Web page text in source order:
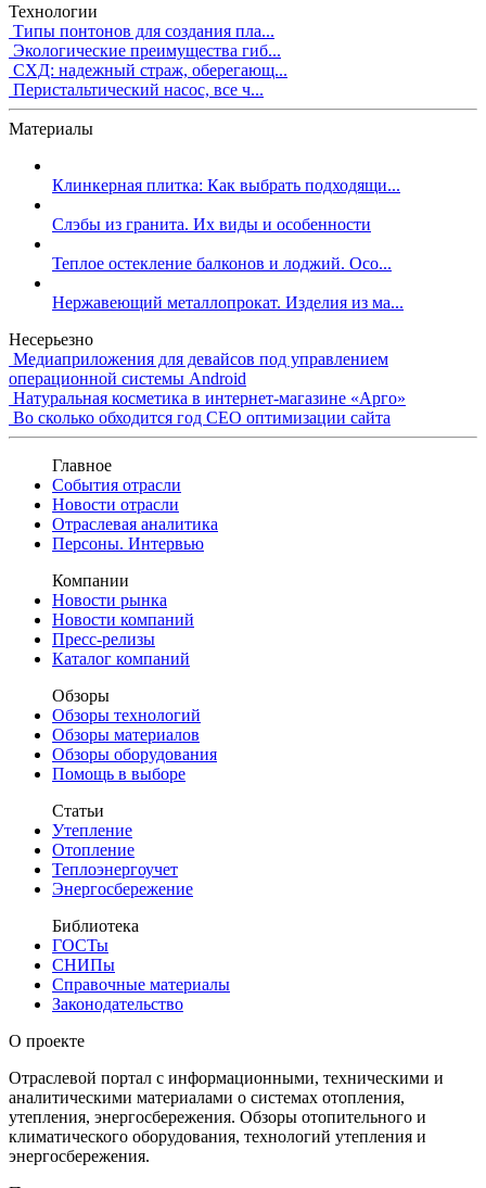
Технологии
Типы понтонов для создания пла...
Экологические преимущества гиб...
СХД: надежный страж, оберегающ...
Перистальтический насос, все ч...
Материалы
Клинкерная плитка: Как выбрать подходящи...
Слэбы из гранита. Их виды и особенности
Теплое остекление балконов и лоджий. Осо...
Нержавеющий металлопрокат. Изделия из ма...
Несерьезно
Медиаприложения для девайсов под управлением
операционной системы Android
Натуральная косметика в интернет-магазине «Арго»
Во сколько обходится год СЕО оптимизации сайта
Главное
События отрасли
Новости отрасли
Отраслевая аналитика
Персоны. Интервью
Компании
Новости рынка
Новости компаний
Пресс-релизы
Каталог компаний
Обзоры
Обзоры технологий
Обзоры материалов
Обзоры оборудования
Помощь в выборе
Статьи
Утепление
Отопление
Теплоэнергоучет
Энергосбережение
Библиотека
ГОСТы
СНИПы
Справочные материалы
Законодательство
О проекте
Отраслевой портал с информационными, техническими и
аналитическими материалами о системах отопления,
утепления, энергосбережения. Обзоры отопительного и
климатического оборудования, технологий утепления и
энергосбережения.